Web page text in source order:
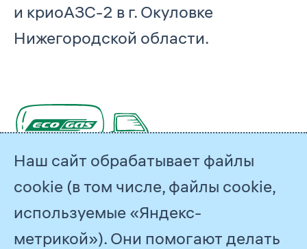
и криоАЗС-2 в г. Окуловке
Нижегородской области.
Низкоуглеродные технологии
Наш сайт обрабатывает файлы
cookie (в том числе, файлы cookie,
используемые «Яндекс-
метрикой»). Они помогают делать